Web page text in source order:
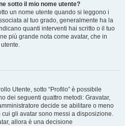
sotto il mio nome utente?
un nome utente quando si leggono i
al tuo grado, generalmente ha la
quanti interventi hai scritto o il tuo
più grande nota come avatar, che in
Utente, sotto “Profilo” è possibile
dei seguenti quattro metodi: Gravatar,
decide se abilitare o meno
gli avatar sono messi a disposizione.
allora è una decisione